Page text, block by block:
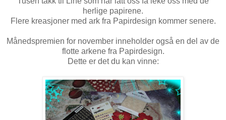
herlige papirene.
Flere kreasjoner med ark fra Papirdesign kommer senere.
Månedspremien for november inneholder også en del av de
flotte arkene fra Papirdesign.
Dette er det du kan vinne: